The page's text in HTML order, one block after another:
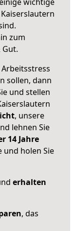
zum
sollen, dann
und stellen
, unsere
lehnen Sie
14 Jahre
und holen Sie
erhalten
, das